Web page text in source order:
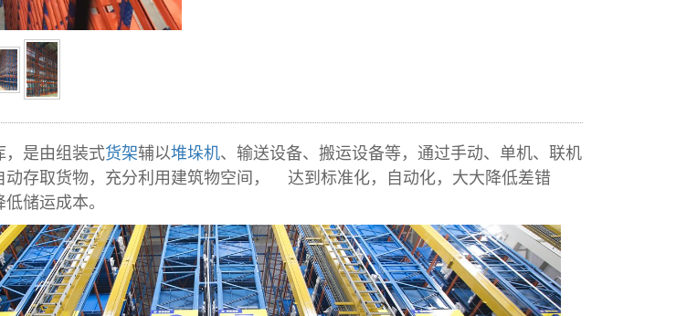
，是由组装式货架辅以堆垛机、输送设备、搬运设备等，通过手动、单机、联机
动存取货物，充分利用建筑物空间， 达到标准化，自动化，大大降低差错
储运成本。